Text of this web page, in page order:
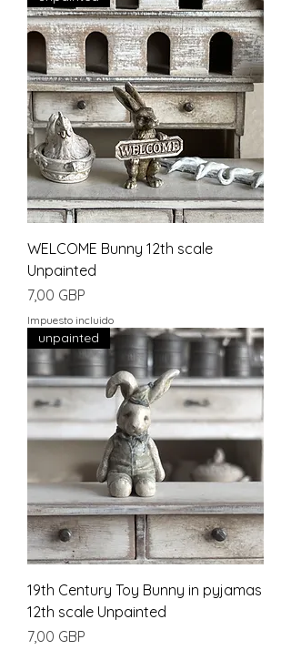
WELCOME Bunny 12th scale
Unpainted
Precio
7,00 GBP
Impuesto incluido
unpainted
19th Century Toy Bunny in pyjamas
12th scale Unpainted
Precio
7,00 GBP